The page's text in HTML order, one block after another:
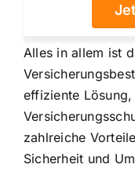
Alles in allem ist
effiziente
zahlreiche
Sicherheit und